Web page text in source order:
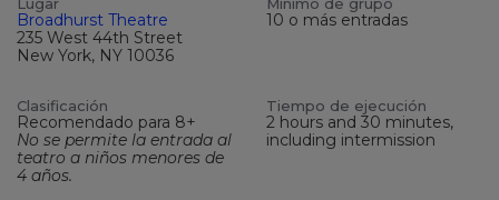
Lugar
Broadhurst Theatre
235 West 44th Street
New York, NY 10036
Mínimo de grupo
10 o más entradas
Clasificación
Recomendado para 8+
No se permite la entrada al
teatro a niños menores de
4 años.
Tiempo de ejecución
2 hours and 30 minutes,
including intermission